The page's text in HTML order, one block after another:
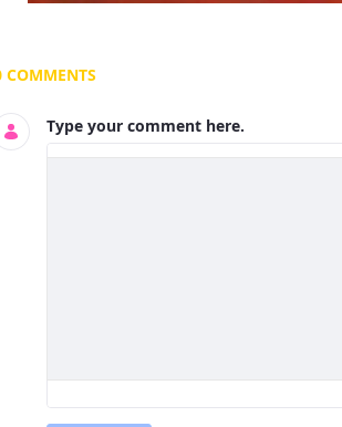
and Media
COMMENTS
Type your comment here.